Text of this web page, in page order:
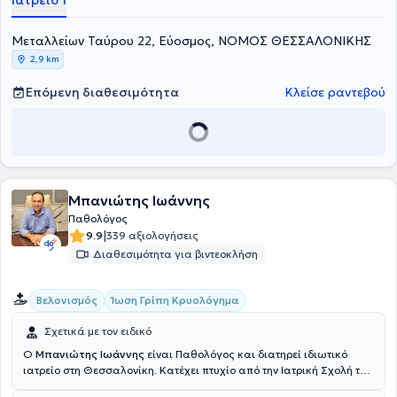
Θεσσαλονίκης "Ιπποκράτειο'' και μετά την κτήση του τίτλου της
εργαζόμενος σε ιδιωτική κλινική της πόλης. Στο ιδιωτικό του ιατρείο
παρέχει υπηρεσίες πρωτοβάθμιας φροντίδας υγείας και στον ίδιο
χώρο συστεγάζεται και λειτουργεί και αιματολογικό ιατρείο.
Μεταλλείων Ταύρου 22, Εύοσμος, ΝΟΜΟΣ ΘΕΣΣΑΛΟΝΙΚΗΣ
2,9 km
Επόμενη διαθεσιμότητα Κλείσε ραντεβού
Μπανιώτης Ιωάννης
Παθολόγος
9.9|339 αξιολογήσεις
Διαθεσιμότητα για βιντεοκλήση
Βελονισμός Ίωση Γρίπη Κρυολόγημα
Σχετικά με τον ειδικό
Ο Μπανιώτης Ιωάννης είναι Παθολόγος και διατηρεί ιδιωτικό
ιατρείο στη Θεσσαλονίκη. Κατέχει πτυχίο από την Ιατρική Σχολή του